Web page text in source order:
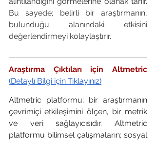
Bu sayede; belirli bir araştırmanın,
bulunduğu alanındaki etkisini
değerlendirmeyi kolaylaştırır.
(Detaylı Bilgi için Tıklayınız)
Altmetric platformu; bir araştırmanın
çevrimiçi etkileşimini ölçen, bir metrik
ve veri sağlayıcısıdır. Altmetric
platformu bilimsel çalışmaların; sosyal